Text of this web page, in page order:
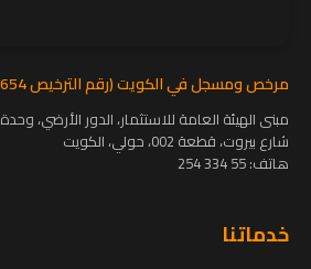
مرخص ومسجل في الكويت (رقم الترخيص 2017/3654)
مبنى الهيئة العامة للاستثمار، الدور الأرضي، وحدة 0007
شارع بيروت، قطعة 002، حولي، الكويت
هاتف:55 334 254
خدماتنا